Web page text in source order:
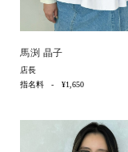
馬渕 晶子
店長
指名料
¥1,650